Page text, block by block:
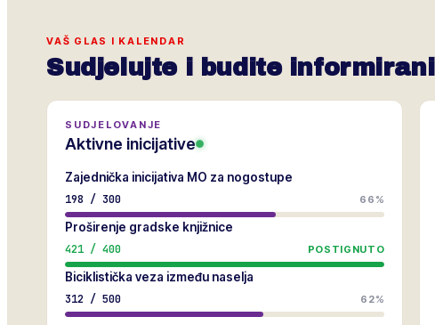
VAŠ GLAS I KALENDAR
Sudjelujte i budite informirani
SUDJELOVANJE
Aktivne inicijative
Zajednička inicijativa MO za nogostupe
198 / 300 66%
Proširenje gradske knjižnice
421 / 400 POSTIGNUTO
Biciklistička veza između naselja
312 / 500 62%